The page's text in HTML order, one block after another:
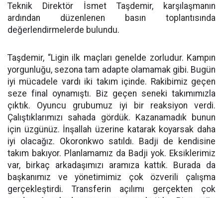
Teknik Direktör İsmet Taşdemir, karşılaşmanın
ardından düzenlenen basın toplantısında
değerlendirmelerde bulundu.
Taşdemir, “Ligin ilk maçları genelde zorludur. Kampın
yorgunluğu, sezona tam adapte olamamak gibi. Bugün
iyi mücadele vardı iki takım içinde. Rakibimiz geçen
seze final oynamıştı. Biz geçen seneki takımımızla
çıktık. Oyuncu grubumuz iyi bir reaksiyon verdi.
Çalıştıklarımızı sahada gördük. Kazanamadık bunun
için üzgünüz. İnşallah üzerine katarak koyarsak daha
iyi olacağız. Okoronkwo satıldı. Badji de kendisine
takım bakıyor. Planlamamız da Badji yok. Eksiklerimiz
var, birkaç arkadaşımızı aramıza kattık. Burada da
başkanımız ve yönetimimiz çok özverili çalışma
gerçekleştirdi. Transferin açılımı gerçekten çok